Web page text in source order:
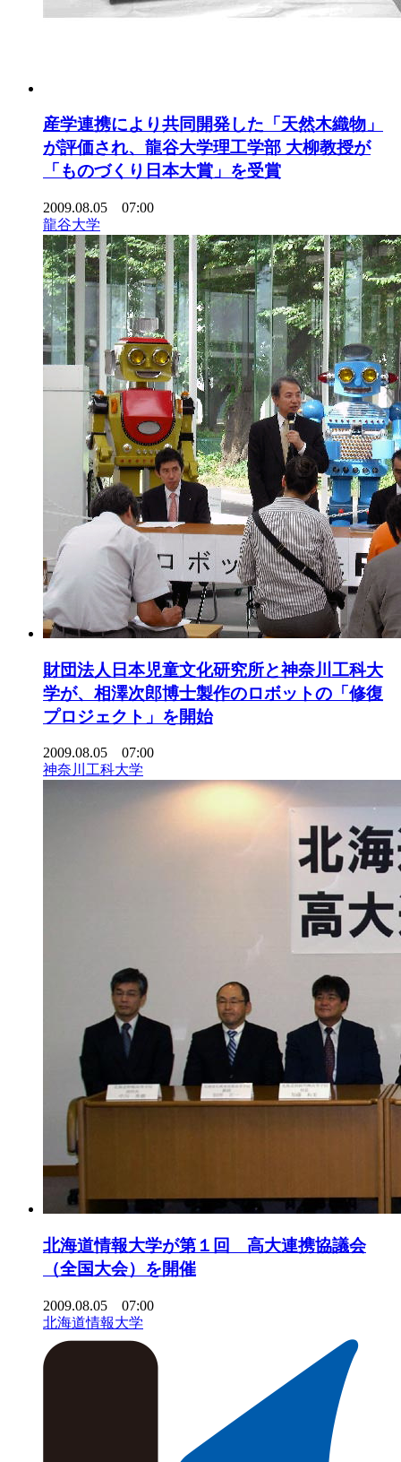
産学連携により共同開発した「天然木織物」
が評価され、龍谷大学理工学部 大柳教授が
「ものづくり日本大賞」を受賞
2009.08.05 07:00
龍谷大学
財団法人日本児童文化研究所と神奈川工科大
学が、相澤次郎博士製作のロボットの「修復
プロジェクト」を開始
2009.08.05 07:00
神奈川工科大学
北海道情報大学が第１回 高大連携協議会
（全国大会）を開催
2009.08.05 07:00
北海道情報大学